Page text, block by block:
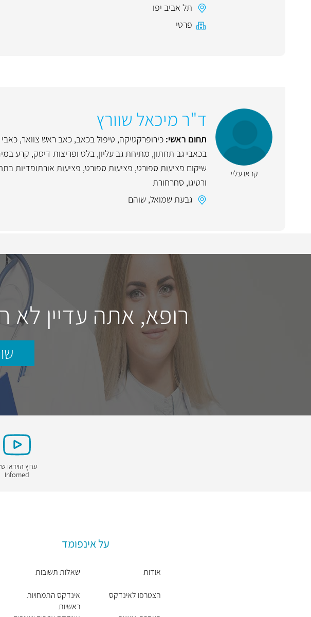
תל אביב יפו
פרטי
קראו עליי
ד"ר מיכאל שוורץ
תחום ראשי: כירופרקטיקה, טיפול בכאב, כאב ראש צוואר,
בכאבי גב תחתון, מתיחת גב עליון, בלט ופריצות דיסק, קרע
שיקום פציעות ספורט, פציעות ספורט, פציעות אורתופדיות
ורטיגו, סחרחורת
גבעת שמואל, שוהם
רופא, אתה עדיין
ערוץ הוידאו
Infomed
על אינפומד
אודות
הצטרפו לאינדקס
שאלות תשובות
אינדקס התמחויות
ראשיות